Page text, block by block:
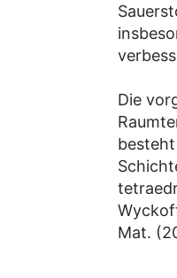
Die
Mat.